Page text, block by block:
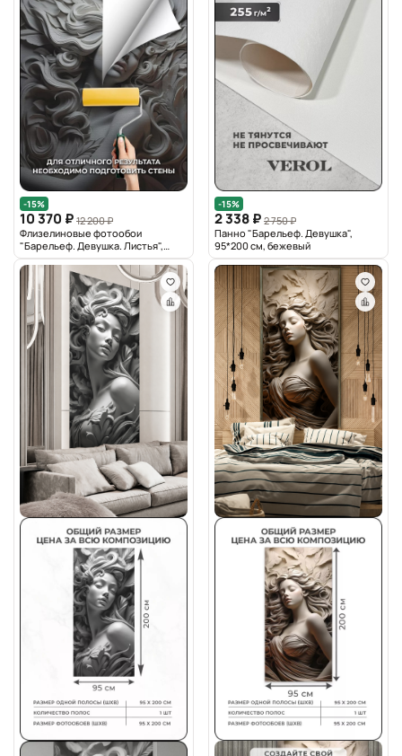
-15%
10 370 ₽ 12 200 ₽
Флизелиновые фотообои
"Барельеф. Девушка. Листья",
500*283 см, серый
-15%
2 338 ₽ 2 750 ₽
Панно "Барельеф. Девушка",
95*200 см, бежевый